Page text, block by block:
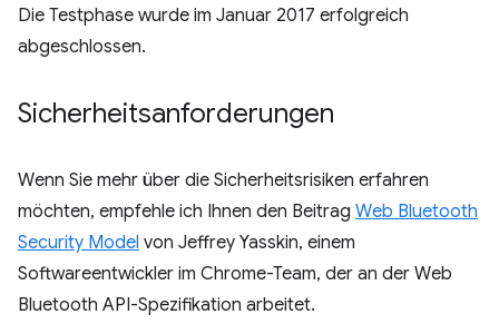
Die Testphase wurde im Januar 2017 erfolgreich
abgeschlossen.
Sicherheitsanforderungen
Wenn Sie mehr über die Sicherheitsrisiken erfahren
möchten, empfehle ich Ihnen den Beitrag Web Bluetooth
Security Model von Jeffrey Yasskin, einem
Softwareentwickler im Chrome-Team, der an der Web
Bluetooth API-Spezifikation arbeitet.